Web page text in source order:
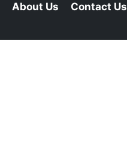
About Us Contact Us